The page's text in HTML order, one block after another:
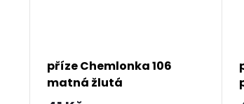
příze Chemlonka 106
matná žlutá